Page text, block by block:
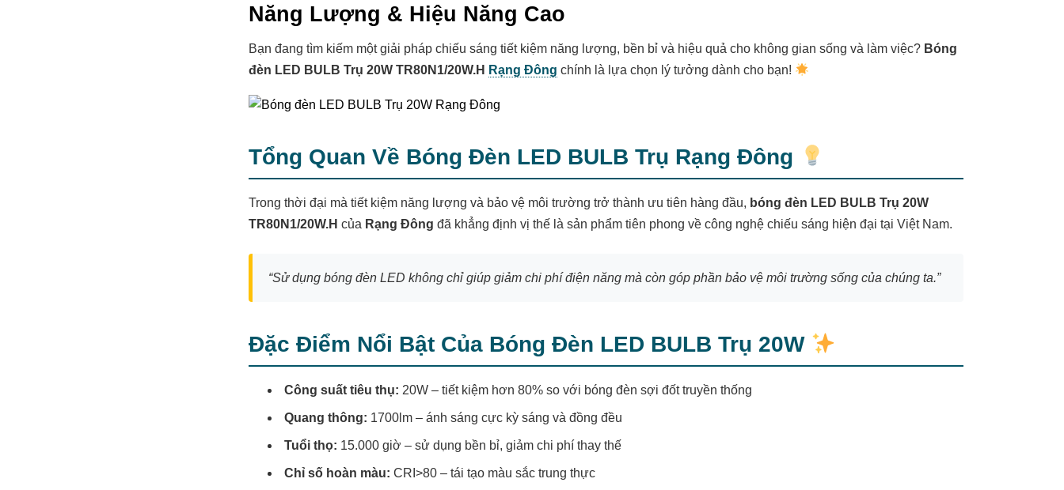
Năng Lượng & Hiệu Năng Cao
Bạn đang tìm kiếm một giải pháp chiếu sáng tiết kiệm năng lượng, bền bỉ và hiệu quả cho không gian sống và làm việc? Bóng
đèn LED BULB Trụ 20W TR80N1/20W.H Rạng Đông chính là lựa chọn lý tưởng dành cho bạn!
Tổng Quan Về Bóng Đèn LED BULB Trụ Rạng Đông
Trong thời đại mà tiết kiệm năng lượng và bảo vệ môi trường trở thành ưu tiên hàng đầu, bóng đèn LED BULB Trụ 20W
TR80N1/20W.H của Rạng Đông đã khẳng định vị thế là sản phẩm tiên phong về công nghệ chiếu sáng hiện đại tại Việt Nam.
“Sử dụng bóng đèn LED không chỉ giúp giảm chi phí điện năng mà còn góp phần bảo vệ môi trường sống của chúng ta.”
Đặc Điểm Nổi Bật Của Bóng Đèn LED BULB Trụ 20W
Công suất tiêu thụ: 20W – tiết kiệm hơn 80% so với bóng đèn sợi đốt truyền thống
Quang thông: 1700lm – ánh sáng cực kỳ sáng và đồng đều
Tuổi thọ: 15.000 giờ – sử dụng bền bỉ, giảm chi phí thay thế
Chỉ số hoàn màu: CRI>80 – tái tạo màu sắc trung thực